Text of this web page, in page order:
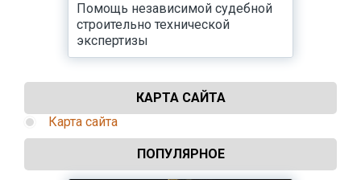
Помощь независимой судебной
строительно технической
экспертизы
КАРТА САЙТА
Карта сайта
ПОПУЛЯРНОЕ